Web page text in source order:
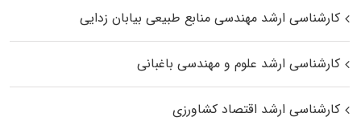
کارشناسی ارشد مهندسی منابع طبیعی بیابان زدایی
کارشناسی ارشد علوم و مهندسی باغبانی
کارشناسی ارشد اقتصاد کشاورزی